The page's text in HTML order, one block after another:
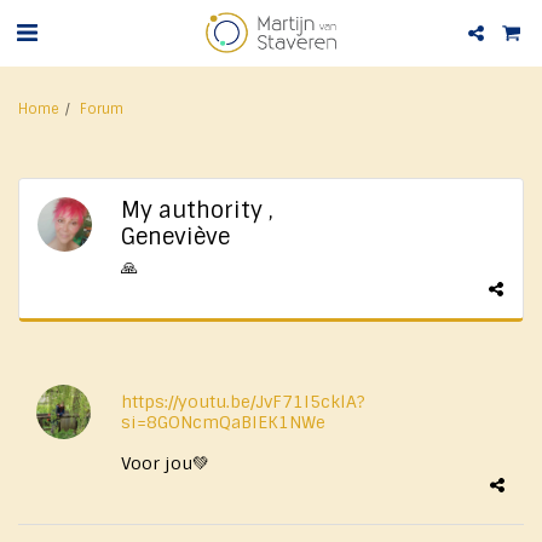
Home Forum
My authority ,
Geneviève
🙏
https://youtu.be/JvF71I5cklA?
si=8GONcmQaBIEK1NWe
Voor jou💚